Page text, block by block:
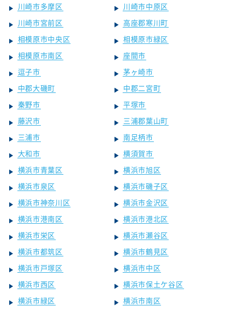
川崎市多摩区
川崎市中原区
川崎市宮前区
高座郡寒川町
相模原市中央区
相模原市緑区
相模原市南区
座間市
逗子市
茅ヶ崎市
中郡大磯町
中郡二宮町
秦野市
平塚市
藤沢市
三浦郡葉山町
三浦市
南足柄市
大和市
横須賀市
横浜市青葉区
横浜市旭区
横浜市泉区
横浜市磯子区
横浜市神奈川区
横浜市金沢区
横浜市港南区
横浜市港北区
横浜市栄区
横浜市瀬谷区
横浜市都筑区
横浜市鶴見区
横浜市戸塚区
横浜市中区
横浜市西区
横浜市保土ケ谷区
横浜市緑区
横浜市南区